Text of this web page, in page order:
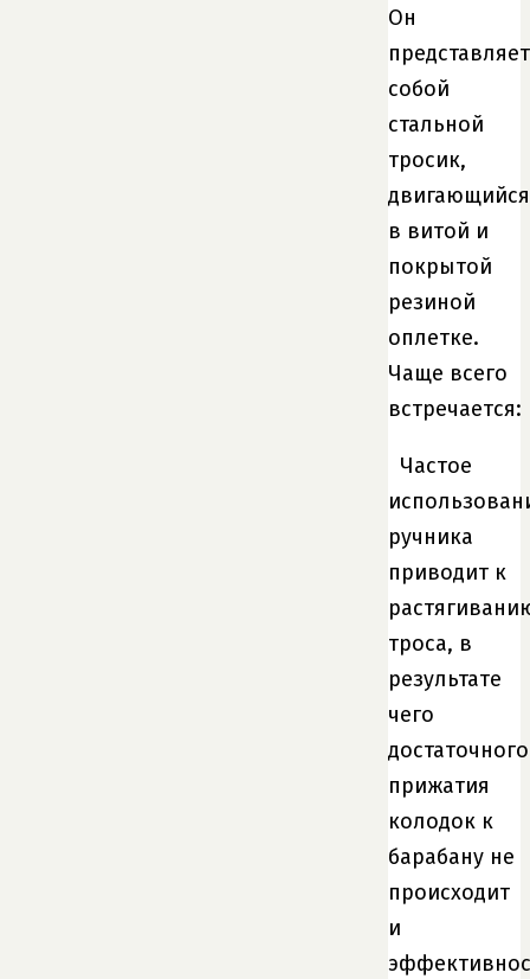
Он
представляет
собой
стальной
тросик,
двигающийся
в витой и
покрытой
резиной
оплетке.
Чаще всего
встречается:
Частое
ручника
приводит к
троса, в
результате
чего
достаточного
прижатия
колодок к
барабану не
происходит
и